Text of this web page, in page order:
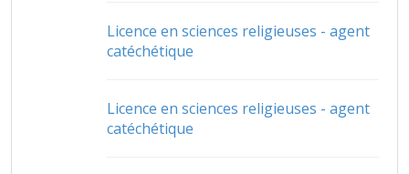
Licence en sciences religieuses - agent
catéchétique
Licence en sciences religieuses - agent
catéchétique